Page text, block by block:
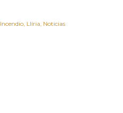
Incendio Llíria Noticias